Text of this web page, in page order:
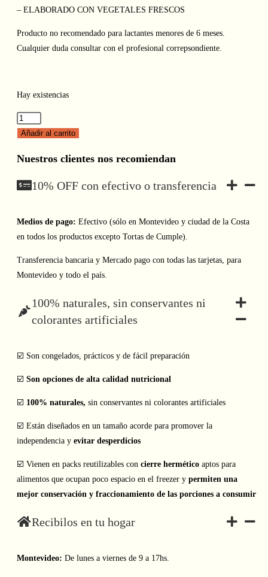
– ELABORADO CON VEGETALES FRESCOS
Producto no recomendado para lactantes menores de 6 meses.
Cualquier duda consultar con el profesional correpsondiente.
Hay existencias
Tortillitas
de
cantidad
Añadir al carrito
Nuestros clientes nos recomiendan
10% OFF con efectivo o transferencia
Medios de pago: Efectivo (sólo en Montevideo y ciudad de la Costa
en todos los productos excepto Tortas de Cumple).
Transferencia bancaria y Mercado pago con todas las tarjetas, para
Montevideo y todo el país.
100% naturales, sin conservantes ni
colorantes artificiales
☑️ Son congelados, prácticos y de fácil preparación
☑️ Son opciones de alta calidad nutricional
☑️ 100% naturales, sin conservantes ni colorantes artificiales
☑️ Están diseñados en un tamaño acorde para promover la
independencia y evitar desperdicios
☑️ Vienen en packs reutilizables con cierre hermético aptos para
alimentos que ocupan poco espacio en el freezer y permiten una
mejor conservación y fraccionamiento de las porciones a consumir
Recibilos en tu hogar
Montevideo: De lunes a viernes de 9 a 17hs.